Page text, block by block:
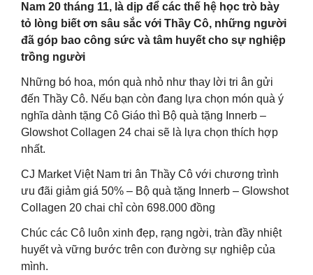
Nam 20 tháng 11, là dịp để các thế hệ học trò bày
tỏ lòng biết ơn sâu sắc với Thầy Cô, những người
đã góp bao công sức và tâm huyết cho sự nghiệp
trồng người
Những bó hoa, món quà nhỏ như thay lời tri ân gửi
đến Thầy Cô. Nếu bạn còn đang lựa chọn món quà ý
nghĩa dành tặng Cô Giáo thì Bộ quà tặng Innerb –
Glowshot Collagen 24 chai sẽ là lựa chọn thích hợp
nhất.
CJ Market Việt Nam tri ân Thầy Cô với chương trình
ưu đãi giảm giá 50% – Bộ quà tặng Innerb – Glowshot
Collagen 20 chai chỉ còn 698.000 đồng
Chúc các Cô luôn xinh đẹp, rạng ngời, tràn đầy nhiệt
huyết và vững bước trên con đường sự nghiệp của
mình.